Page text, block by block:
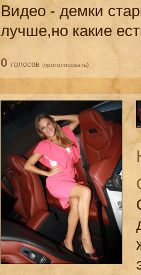
Видео - демки
лучше,но какие
0 голосов (проголосовать)